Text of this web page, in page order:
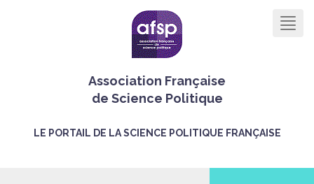
Association Française
de Science Politique
LE PORTAIL DE LA SCIENCE POLITIQUE FRANÇAISE